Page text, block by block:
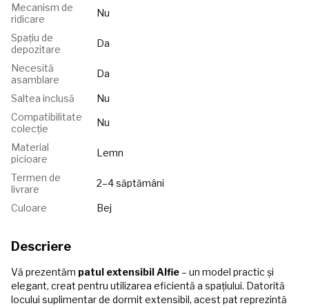
Mecanism de
ridicare
Nu
Spațiu de
depozitare
Da
Necesită
asamblare
Da
Saltea inclusă
Nu
Compatibilitate
colecție
Nu
Material
picioare
Lemn
Termen de
livrare
2–4 săptămâni
Culoare Bej
Descriere
Vă prezentăm patul extensibil Alfie – un model practic și
elegant, creat pentru utilizarea eficientă a spațiului. Datorită
locului suplimentar de dormit extensibil, acest pat reprezintă